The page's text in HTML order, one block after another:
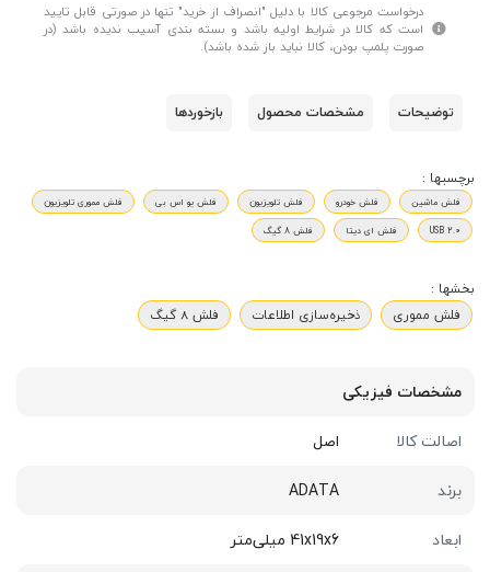
درخواست مرجوعی کالا با دلیل "انصراف از خرید" تنها در صورتی قابل تایید
است که کالا در شرایط اولیه باشد و بسته بندی آسیب ندیده باشد (در
صورت پلمپ بودن، کالا نباید باز شده باشد).
توضیحات مشخصات محصول بازخوردها
برچسبها :
فلش ماشین فلش خودرو فلش تلویزیون فلش یو اس بی
فلش مموری تلویزیون
USB 2.0
فلش ای دیتا فلش 8 گیگ
بخشها :
فلش مموری
ذخیره‌سازی اطلاعات فلش 8 گیگ
مشخصات فیزیکی
اصالت کالا
اصل
برند
ADATA
ابعاد
41x19x6 میلی‌متر